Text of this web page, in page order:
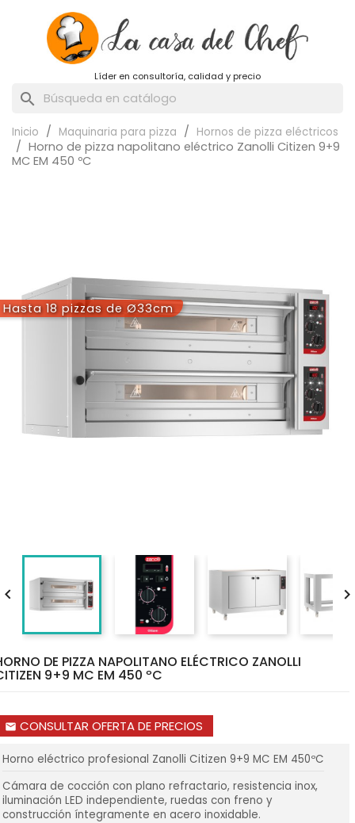
Líder en consultoría, calidad y precio
search
Inicio Maquinaria para pizza Hornos de pizza eléctricos
Horno de pizza napolitano eléctrico Zanolli Citizen 9+9
MC EM 450 ºC
Hasta 18 pizzas de Ø33cm
DE PIZZA NAPOLITANO ELÉCTRICO ZANOLLI
9+9 MC EM 450 ºC
email CONSULTAR OFERTA DE PRECIOS
Horno eléctrico profesional Zanolli Citizen 9+9 MC EM 450ºC
Cámara de cocción con plano refractario, resistencia inox,
iluminación LED independiente, ruedas con freno y
construcción íntegramente en acero inoxidable.